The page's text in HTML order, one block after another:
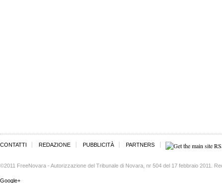
CONTATTI REDAZIONE PUBBLICITÀ PARTNERS
©2011 FreeNovara - Autorizzazione del Tribunale di Novara, nr 504 del 17 febbraio 2011.
Google+